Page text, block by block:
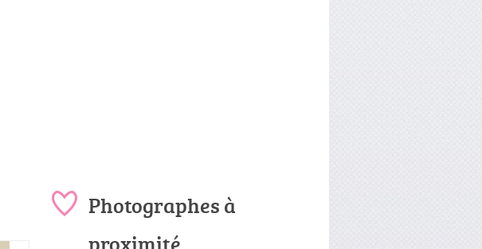
Photographes à
proximité